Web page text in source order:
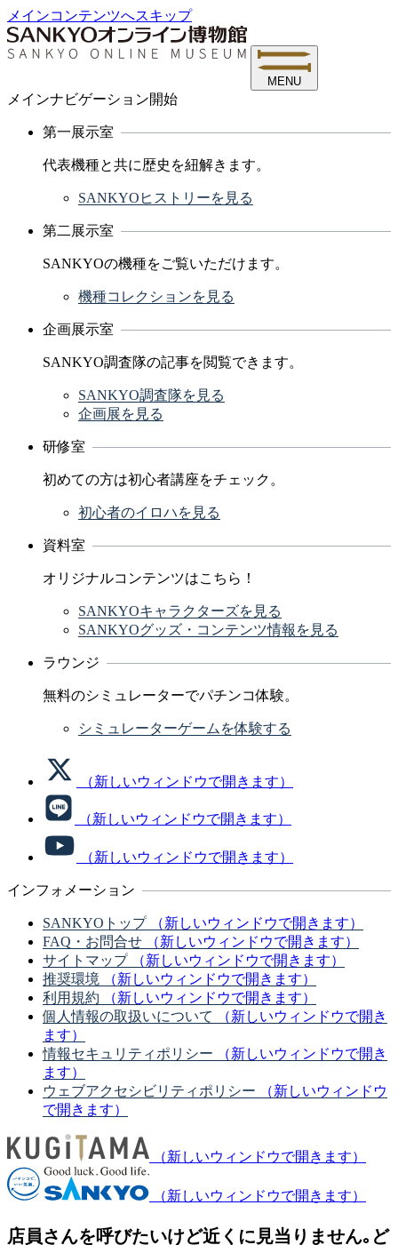
メインコンテンツへスキップ
MENU
メインナビゲーション開始
第一展示室
代表機種と共に歴史を紐解きます。
SANKYOヒストリーを見る
第二展示室
SANKYOの機種をご覧いただけます。
機種コレクションを見る
企画展示室
SANKYO調査隊の記事を閲覧できます。
SANKYO調査隊を見る
企画展を見る
研修室
初めての方は初心者講座をチェック。
初心者のイロハを見る
資料室
オリジナルコンテンツはこちら！
SANKYOキャラクターズを見る
SANKYOグッズ・コンテンツ情報を見る
ラウンジ
無料のシミュレーターでパチンコ体験。
シミュレーターゲームを体験する
（新しいウィンドウで開きます）
（新しいウィンドウで開きます）
（新しいウィンドウで開きます）
インフォメーション
SANKYOトップ
（新しいウィンドウで開きます）
FAQ・お問合せ
（新しいウィンドウで開きます）
サイトマップ
（新しいウィンドウで開きます）
推奨環境
（新しいウィンドウで開きます）
利用規約
（新しいウィンドウで開きます）
個人情報の取扱いについて
（新しいウィンドウで開き
ます）
情報セキュリティポリシー
（新しいウィンドウで開き
ます）
ウェブアクセシビリティポリシー
（新しいウィンドウ
で開きます）
（新しいウィンドウで開きます）
（新しいウィンドウで開きます）
店員さんを呼びたいけど近くに見当りません｡ど